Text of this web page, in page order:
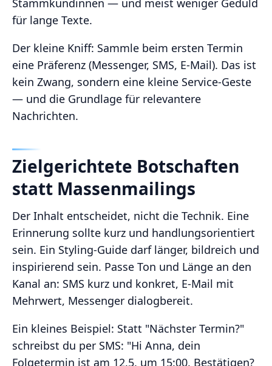
für lange Texte.
Der kleine Kniff: Sammle beim ersten Termin
eine Präferenz (Messenger, SMS, E-Mail). Das ist
kein Zwang, sondern eine kleine Service-Geste
— und die Grundlage für relevantere
Nachrichten.
Zielgerichtete Botschaften
statt Massenmailings
Der Inhalt entscheidet, nicht die Technik. Eine
Erinnerung sollte kurz und handlungsorientiert
sein. Ein Styling-Guide darf länger, bildreich und
inspirierend sein. Passe Ton und Länge an den
Kanal an: SMS kurz und konkret, E-Mail mit
Mehrwert, Messenger dialogbereit.
Ein kleines Beispiel: Statt "Nächster Termin?"
schreibst du per SMS: "Hi Anna, dein
Folgetermin ist am 12.5. um 15:00. Bestätigen?